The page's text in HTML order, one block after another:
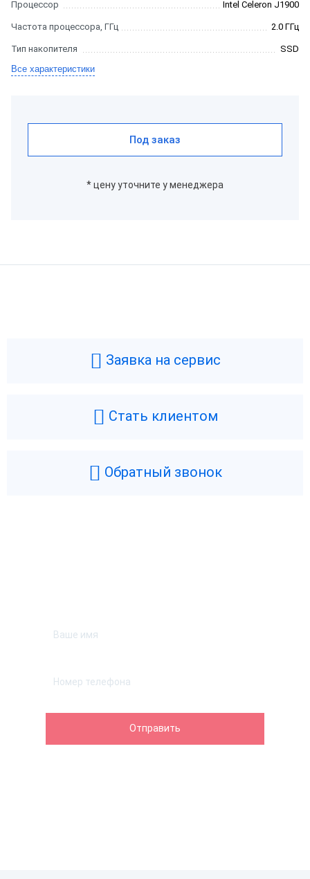
Процессор Intel Celeron J1900
Частота процессора, ГГц 2.0 ГГц
Тип накопителя
SSD
Все характеристики
Под заказ
* цену уточните у менеджера
Заявка на сервис
Стать клиентом
Обратный звонок